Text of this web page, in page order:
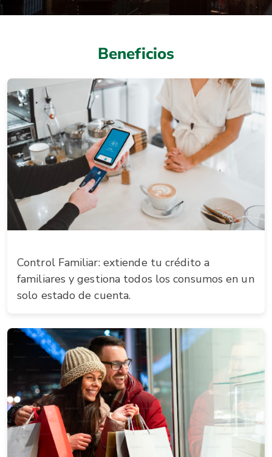
Beneficios
Control Familiar: extiende tu crédito a
familiares y gestiona todos los consumos en un
solo estado de cuenta.